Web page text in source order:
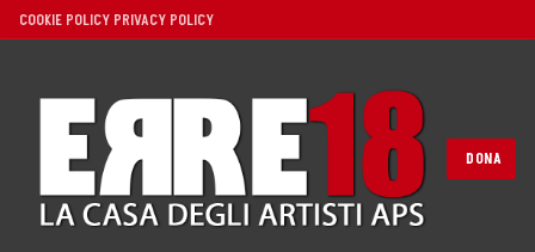
VaiCOOKIE POLICY PRIVACY POLICY
DONA